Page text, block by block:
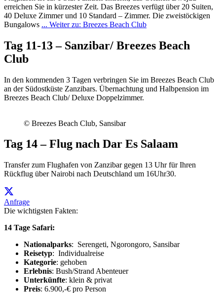
erreichen Sie in kürzester Zeit. Das Breezes verfügt über 20 Suiten,
40 Deluxe Zimmer und 10 Standard – Zimmer. Die zweistöckigen
Bungalows ... Weiter zu: Breezes Beach Club
Tag 11-13 – Sanzibar/ Breezes Beach
Club
In den kommenden 3 Tagen verbringen Sie im Breezes Beach Club
an der Südostküste Zanzibars. Übernachtung und Halbpension im
Breezes Beach Club/ Deluxe Doppelzimmer.
© Breezes Beach Club, Sansibar
Tag 14 – Flug nach Dar Es Salaam
Transfer zum Flughafen von Zanzibar gegen 13 Uhr für Ihren
Rückflug über Nairobi nach Deutschland um 16Uhr30.
Anfrage
Die wichtigsten Fakten:
14 Tage Safari:
Nationalparks: Serengeti, Ngorongoro, Sansibar
Reisetyp: Individualreise
Kategorie: gehoben
Erlebnis: Bush/Strand Abenteuer
Unterkünfte: klein & privat
Preis: 6.900,-€ pro Person